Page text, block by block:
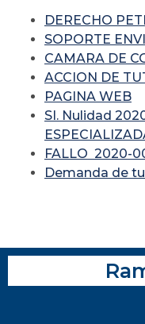
DERECHO
SOPORTE
CAMARA DE
ACCION DE
PAGINA WEB
SI. Nulidad
FALLO 2020-
Demanda de